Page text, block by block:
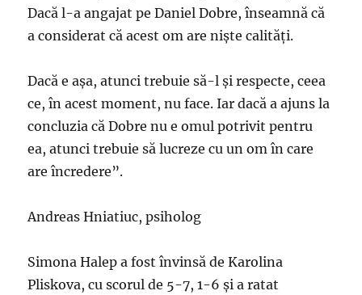
Dacă l-a angajat pe Daniel Dobre, înseamnă că
a considerat că acest om are nişte calităţi.
Dacă e aşa, atunci trebuie să-l şi respecte, ceea
ce, în acest moment, nu face. Iar dacă a ajuns la
concluzia că Dobre nu e omul potrivit pentru
ea, atunci trebuie să lucreze cu un om în care
are încredere”.
Andreas Hniatiuc, psiholog
Simona Halep a fost învinsă de Karolina
Pliskova, cu scorul de 5-7, 1-6 și a ratat